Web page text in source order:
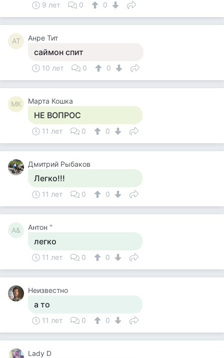
9 лет 0 0
АТ Анре Тит
саймон спит
10 лет 0 0
МК Марта Кошка
НЕ ВОПРОС
11 лет 0 0
Дмитрий Рыбаков
Легко!!!
11 лет 0 0
А& Антон ''
легко
11 лет 0 0
Неизвестно
а то
11 лет 0 0
Lady D